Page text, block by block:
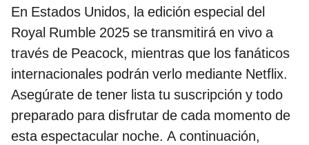
En Estados Unidos, la edición especial del
Royal Rumble 2025 se transmitirá en vivo a
través de Peacock, mientras que los fanáticos
internacionales podrán verlo mediante Netflix.
Asegúrate de tener lista tu suscripción y todo
preparado para disfrutar de cada momento de
esta espectacular noche. A continuación,